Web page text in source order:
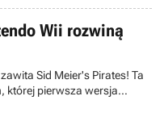
Wii rozwiną
Sid Meier's Pirates! Ta
której pierwsza wersja
będzie według twórców,